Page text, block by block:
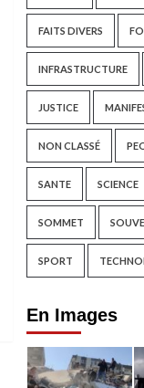
FAITS DIVERS
INFRASTRUCTURE
JUSTICE
NON CLASSÉ
SANTE SCIENCE
SOMMET
SPORT
En Images